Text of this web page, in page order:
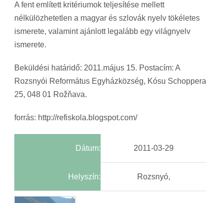
A fent említett kritériumok teljesítése mellett
nélkülözhetetlen a magyar és szlovák nyelv tökéletes
ismerete, valamint ajánlott legalább egy világnyelv
ismerete.
Beküldési határidő: 2011.május 15. Postacím: A
Rozsnyói Református Egyházközség, Kósu Schoppera
25, 048 01 Rožňava.
forrás: http://refiskola.blogspot.com/
Dátum: 2011-03-29
Helyszín: Rozsnyó,